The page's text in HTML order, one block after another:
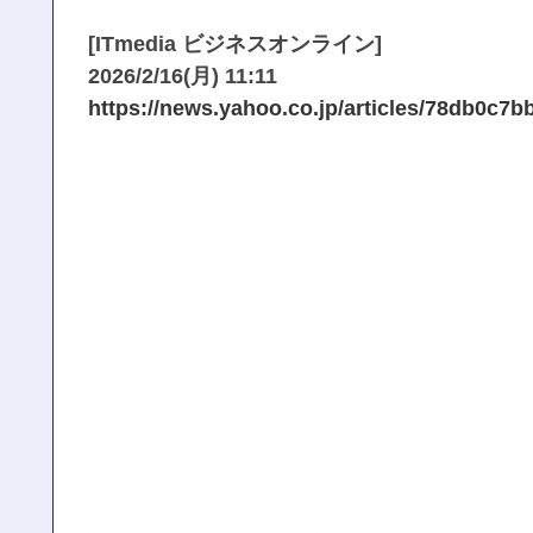
[ITmedia ビジネスオンライン]
2026/2/16(月) 11:11
https://news.yahoo.co.jp/articles/